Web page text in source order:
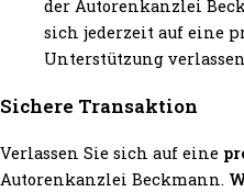
Sichere Transaktion
Verlassen Sie sich auf eine
Autorenkanzlei Beckmann.